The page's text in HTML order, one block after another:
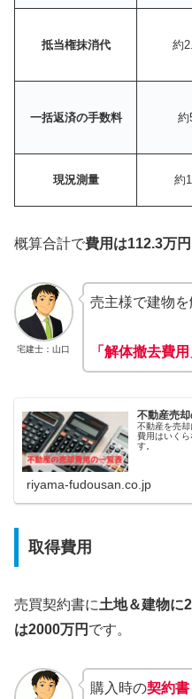
抵当権抹消代 約
一括返済の手数料 約
現況測量 約
概算合計で費用は112.3万円
宅建士：山口
売主様で建物
「解体撤去費
不動産売却
不動産を売
費用はいく
す。
riyama-fudousan.co.jp
取得費用
売買契約書に土地＆建物に
は2000万円 です。
購入時の契約